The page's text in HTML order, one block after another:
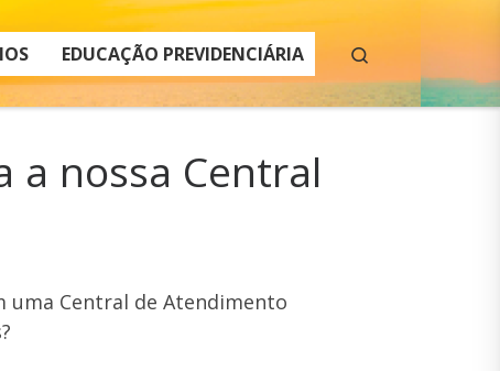
EDUCAÇÃO PREVIDENCIÁRIA
a nossa Central
uma Central de Atendimento